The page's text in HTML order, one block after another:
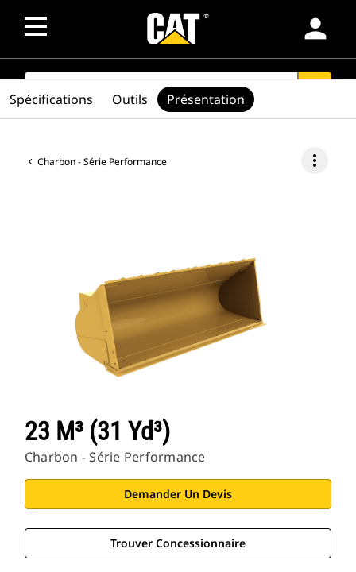
person
SEARCH
Charbon - Série Performance more_vert
23 M³ (31 Yd³)
Charbon - Série Performance
Demander Un Devis
Trouver Concessionnaire
Spécifications Outils Présentation